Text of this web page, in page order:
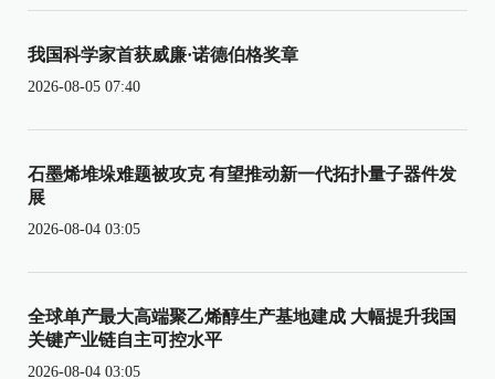
我国科学家首获威廉·诺德伯格奖章
2026-08-05 07:40
石墨烯堆垛难题被攻克 有望推动新一代拓扑量子器件发
展
2026-08-04 03:05
全球单产最大高端聚乙烯醇生产基地建成 大幅提升我国
关键产业链自主可控水平
2026-08-04 03:05